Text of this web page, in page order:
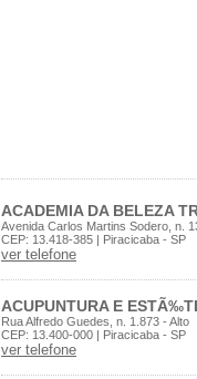
ACADEMIA DA BELEZA
Avenida Carlos Martins Sodero, n.
CEP: 13.418-385 | Piracicaba - SP
ver telefone
ACUPUNTURA E
Rua Alfredo Guedes, n. 1.873 - Alto
CEP: 13.400-000 | Piracicaba - SP
ver telefone